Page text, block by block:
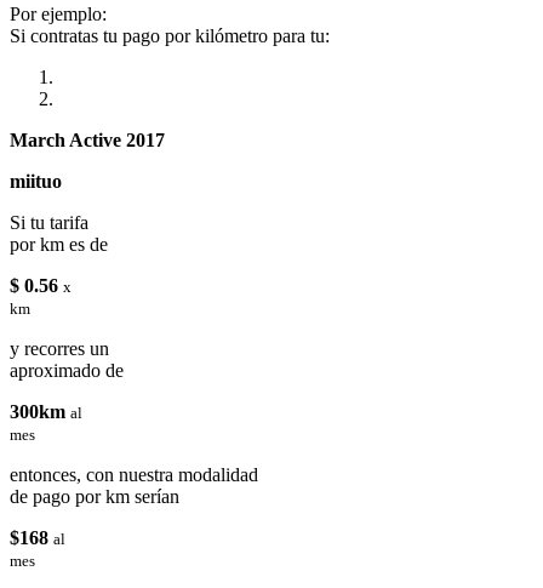
Por ejemplo:
Si contratas tu pago por kilómetro para tu:
March Active 2017
miituo
Si tu tarifa
por km es de
$ 0.56 x
km
y recorres un
aproximado de
300km al
mes
entonces, con nuestra modalidad
de pago por km serían
$168 al
mes